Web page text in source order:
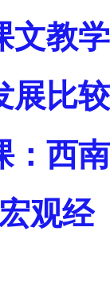
文教
展比
：西
观经